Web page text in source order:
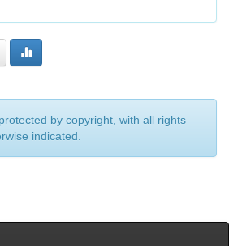
by copyright, with all rights
indicated.